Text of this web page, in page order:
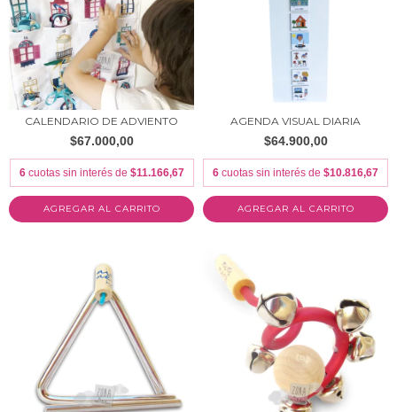
CALENDARIO DE ADVIENTO
$67.000,00
6 cuotas sin interés de $11.166,67
AGENDA VISUAL DIARIA
$64.900,00
6 cuotas sin interés de $10.816,67
AGREGAR AL CARRITO